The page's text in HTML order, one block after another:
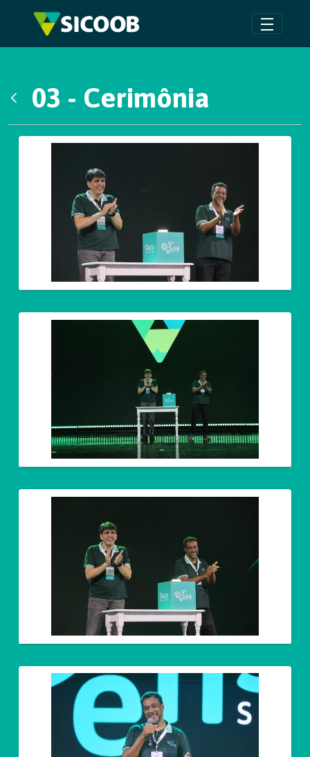
Pular para o Conteúdo principal
03 - Cerimônia
Galeria de Mídias